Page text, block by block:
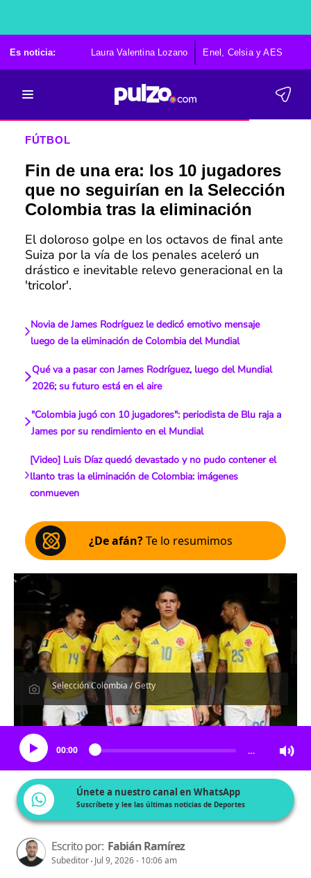
Es noticia: Laura Valentina Lozano Enel, Celsia y AES
FÚTBOL
Fin de una era: los 10 jugadores
que no seguirían en la Selección
Colombia tras la eliminación
El doloroso golpe en los octavos de final ante
Suiza por la vía de los penales aceleró un
drástico e inevitable relevo generacional en la
'tricolor'.
Novia de James Rodríguez le dedicó emotivo mensaje
luego de la eliminación de Colombia del Mundial
Qué va a pasar con James Rodríguez, luego del Mundial
2026; su futuro está en el aire
"Colombia jugó con 10 jugadores": periodista de Blu raja a
James por su rendimiento en el Mundial
[Video] Luis Díaz quedó devastado y no pudo contener el
llanto tras la eliminación de Colombia: imágenes
conmueven
¿De afán?Te lo resumimos
Selección Colombia / Getty
Escucha el artículo
00:00 …
Únete a nuestro canal en WhatsApp
Suscríbete y lee las últimas noticias de Deportes
Escrito por: Fabián Ramírez
Subeditor Jul 9, 2026 - 10:06 am